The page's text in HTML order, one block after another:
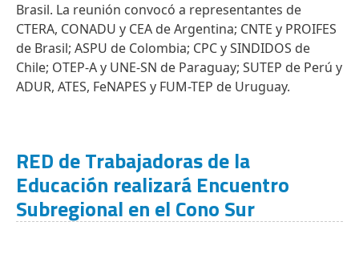
Brasil. La reunión convocó a representantes de
CTERA, CONADU y CEA de Argentina; CNTE y PROIFES
de Brasil; ASPU de Colombia; CPC y SINDIDOS de
Chile; OTEP-A y UNE-SN de Paraguay; SUTEP de Perú y
ADUR, ATES, FeNAPES y FUM-TEP de Uruguay.
RED de Trabajadoras de la
Educación realizará Encuentro
Subregional en el Cono Sur